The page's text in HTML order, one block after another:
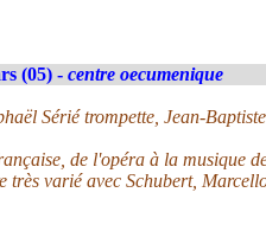
(05) - centre oecumenique
Sérié trompette, Jean-
de l'opéra à la musique
très varié avec Schubert,